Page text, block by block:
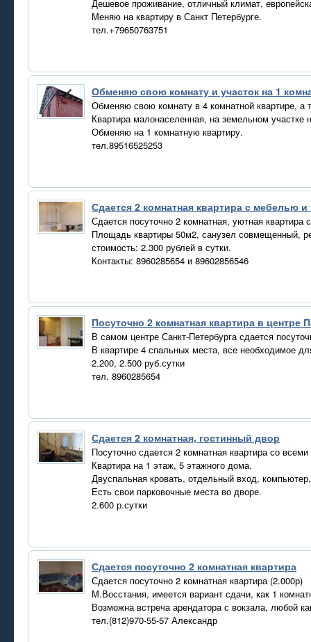
Дешевое проживание, отличный климат,
Меняю на квартиру в Санкт Петербурге.
тел.+79650763751
Обменяю свою комнату и участок на 1
Обменяю свою комнату в 4 комнатной квартире, а
Квартира малонаселенная, на земельном
Обменяю на 1 комнатную квартиру.
тел.89516525253
Сдается 2 комнатная квартира с мебелью и
Сдается посуточно 2 комнатная, уютная квартира
Площадь квартиры 50м2, санузел совмещенный,
стоимость: 2.300 рублей в сутки.
Контакты: 8960285654 и 89602856546
Посуточно 2 комнатная квартира в центре
В самом центре Санкт-Петербурга сдается
В квартире 4 спальных места, все необходимое
2.200, 2.500 руб.сутки
тел. 8960285654
Сдается 2 комнатная, гостинный двор
Посуточно сдается 2 комнатная квартира со
Квартира на 1 этаж, 5 этажного дома.
Двуспальная кровать, отдельный вход,
Есть свои парковочные места во дворе.
2.600 р.сутки
Сдается посуточно 2 комнатная квартира
Сдается посуточно 2 комнатная квартира (2.000р)
М.Восстания, имеется вариант сдачи, как 1
Возможна встреча арендатора с вокзала, любой
тел.(812)970-55-57 Александр